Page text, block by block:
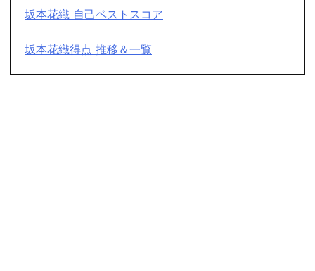
坂本花織 自己ベストスコア
坂本花織得点 推移＆一覧